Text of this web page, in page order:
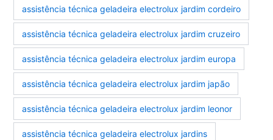
assistência técnica geladeira electrolux jardim cordeiro
assistência técnica geladeira electrolux jardim cruzeiro
assistência técnica geladeira electrolux jardim europa
assistência técnica geladeira electrolux jardim japão
assistência técnica geladeira electrolux jardim leonor
assistência técnica geladeira electrolux jardins